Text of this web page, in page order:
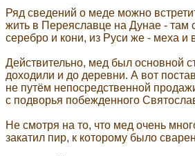
Ряд сведений о меде можно
жить в Переяславце на Дунае - там
серебро и кони, из Руси же - меха и
Действительно, мед был основной
доходили и до деревни. А вот
не путём непосредственной
с подворья побежденного
Не смотря на то, что мед очень
закатил пир, к которому было